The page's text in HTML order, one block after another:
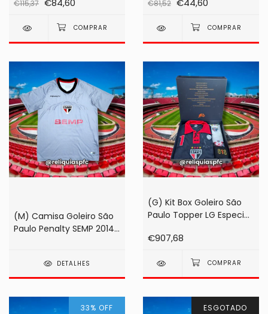
€115,37 €84,60 €81,52 €44,60
(M) Camisa Goleiro São
Paulo Penalty SEMP 2014
DETALHES
(G) Kit Box Goleiro São
Paulo Topper LG Especial
Rogério Ceni
€907,68
33% OFF ESGOTADO